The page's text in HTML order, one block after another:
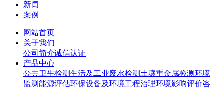
新闻
案例
网站首页
关于我们
公司简介诚信认证
产品中心
公共卫生检测生活及工业废水检测 土壤重金属检测环境
监测能源评估环保设备及环境工程治理环境影响评价咨